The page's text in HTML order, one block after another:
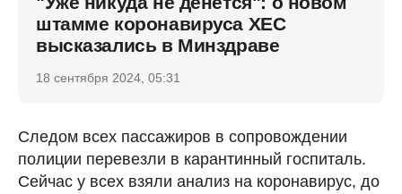
штамме коронавируса ХЕС
высказались в Минздраве
18 сентября 2024, 05:31
Следом всех пассажиров в сопровождении
полиции перевезли в карантинный госпиталь.
Сейчас у всех взяли анализ на коронавирус, до